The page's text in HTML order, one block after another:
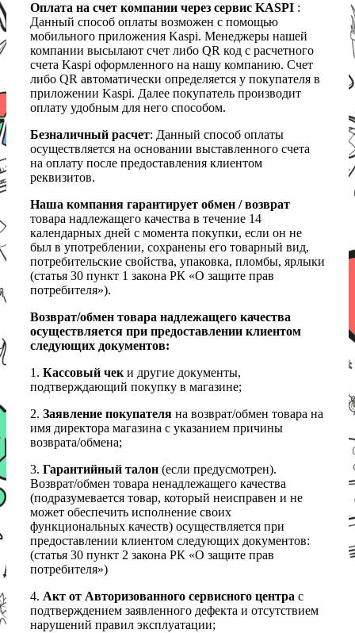
Оплата на счет компании через сервис KASPI :
Данный способ оплаты возможен с помощью
мобильного приложения Kaspi. Менеджеры нашей
компании высылают счет либо QR код с расчетного
счета Kaspi оформленного на нашу компанию. Счет
либо QR автоматически определяется у покупателя в
приложении Kaspi. Далее покупатель производит
оплату удобным для него способом.
Безналичный расчет: Данный способ оплаты
осуществляется на основании выставленного счета
на оплату после предоставления клиентом
реквизитов.
Наша компания гарантирует обмен / возврат
товара надлежащего качества в течение 14
календарных дней с момента покупки, если он не
был в употреблении, сохранены его товарный вид,
потребительские свойства, упаковка, пломбы, ярлыки
(статья 30 пункт 1 закона РК «О защите прав
потребителя»).
Возврат/обмен товара надлежащего качества
осуществляется при предоставлении клиентом
следующих документов:
1. Кассовый чеки другие документы,
подтверждающий покупку в магазине;
2. Заявление покупателя на возврат/обмен товара на
имя директора магазина с указанием причины
возврата/обмена;
3. Гарантийный талон (если предусмотрен).
Возврат/обмен товара ненадлежащего качества
(подразумевается товар, который неисправен и не
может обеспечить исполнение своих
функциональных качеств) осуществляется при
предоставлении клиентом следующих документов:
(статья 30 пункт 2 закона РК «О защите прав
потребителя»)
4. Акт от Авторизованного сервисного центра с
подтверждением заявленного дефекта и отсутствием
нарушений правил эксплуатации;